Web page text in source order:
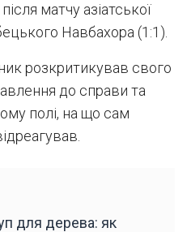
матчу азіатської
Навбахора (1:1).
розкритикував свого
до справи та
полі, на що сам
для дерева: як